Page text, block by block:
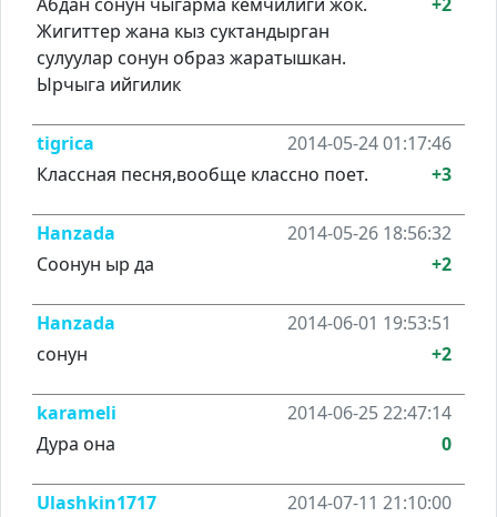
Жигиттер жана кыз суктандырган
сулуулар сонун образ жаратышкан.
Ырчыга ийгилик
tigrica
2014-05-24 01:17:46
Классная песня,вообще классно поет.
+3
Hanzada
2014-05-26 18:56:32
Соонун ыр да
+2
Hanzada
2014-06-01 19:53:51
сонун
+2
karameli
2014-06-25 22:47:14
Дура она
0
Ulashkin1717
2014-07-11 21:10:00